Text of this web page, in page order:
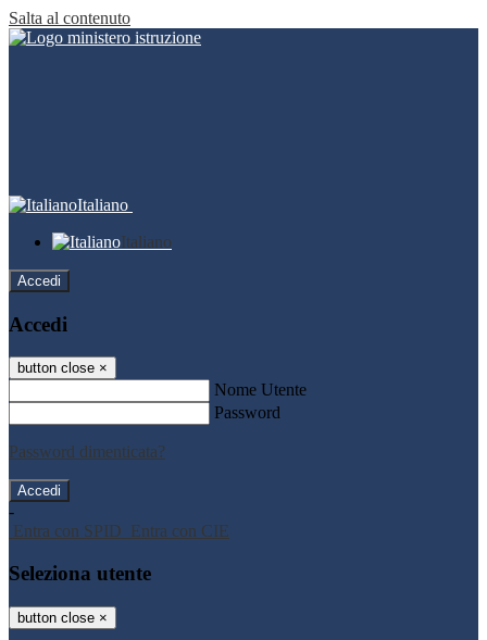
Salta al contenuto
Italiano
Italiano
Accedi
Accedi
button close ×
Nome Utente
Password
Password dimenticata?
-
Entra con SPID Entra con CIE
Seleziona utente
button close ×